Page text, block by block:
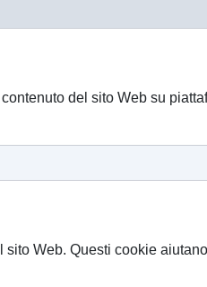
del sito Web su
Web. Questi cookie